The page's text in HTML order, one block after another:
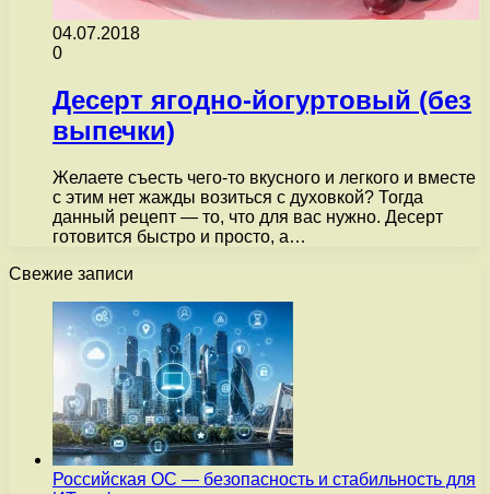
04.07.2018
0
Десерт ягодно-йогуртовый (без
выпечки)
Желаете съесть чего-то вкусного и легкого и вместе
с этим нет жажды возиться с духовкой? Тогда
данный рецепт — то, что для вас нужно. Десерт
готовится быстро и просто, а…
Свежие записи
Российская ОС — безопасность и стабильность для